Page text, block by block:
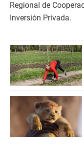
Regional de
Inversión Privada.